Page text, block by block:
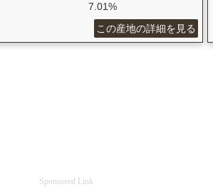
7.01%
この産地の詳細を見る
Sponsored Link